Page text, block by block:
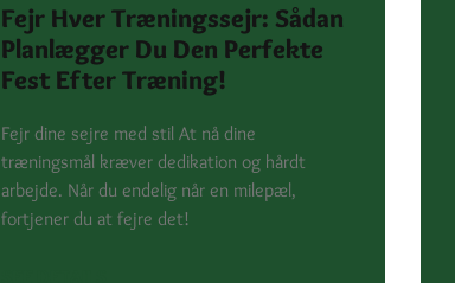
Fejr Hver Træningssejr: Sådan
Planlægger Du Den Perfekte
Fest Efter Træning!
Fejr dine sejre med stil At nå dine
træningsmål kræver dedikation og hårdt
arbejde. Når du endelig når en milepæl,
fortjener du at fejre det!